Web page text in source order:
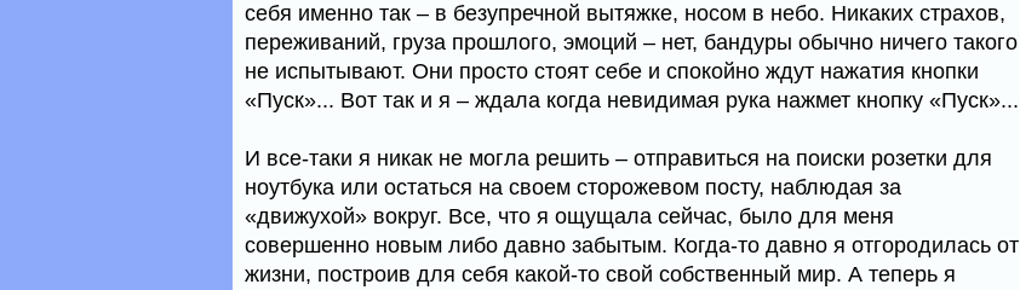
себя именно так – в безупречной вытяжке, носом в небо. Никаких страхов,
переживаний, груза прошлого, эмоций – нет, бандуры обычно ничего такого
не испытывают. Они просто стоят себе и спокойно ждут нажатия кнопки
«Пуск»... Вот так и я – ждала когда невидимая рука нажмет кнопку «Пуск»...
И все-таки я никак не могла решить – отправиться на поиски розетки для
ноутбука или остаться на своем сторожевом посту, наблюдая за
«движухой» вокруг. Все, что я ощущала сейчас, было для меня
совершенно новым либо давно забытым. Когда-то давно я отгородилась от
жизни, построив для себя какой-то свой собственный мир. А теперь я